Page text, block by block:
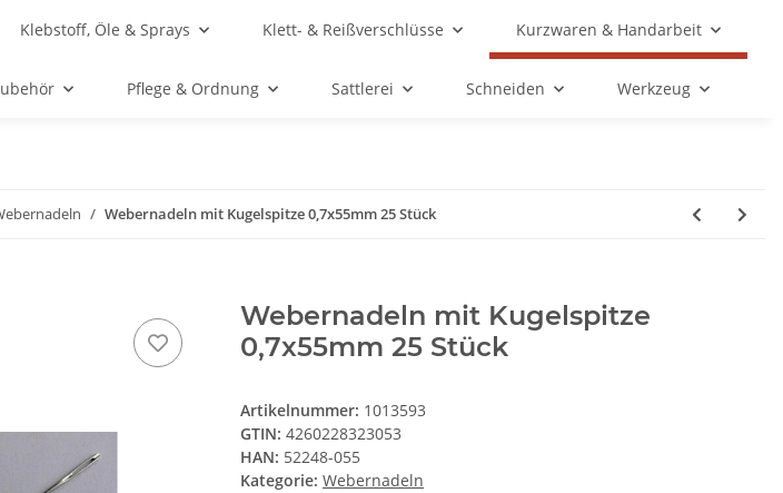
Klebstoff, Öle & Sprays Klett- & Reißverschlüsse Kurzwaren & Handarbeit
Pflege & Ordnung Sattlerei Schneiden Werkzeug
Webernadeln mit Kugelspitze 0,7x55mm 25 Stück
Webernadeln mit Kugelspitze
0,7x55mm 25 Stück
Artikelnummer: 1013593
GTIN: 4260228323053
HAN: 52248-055
Kategorie: Webernadeln